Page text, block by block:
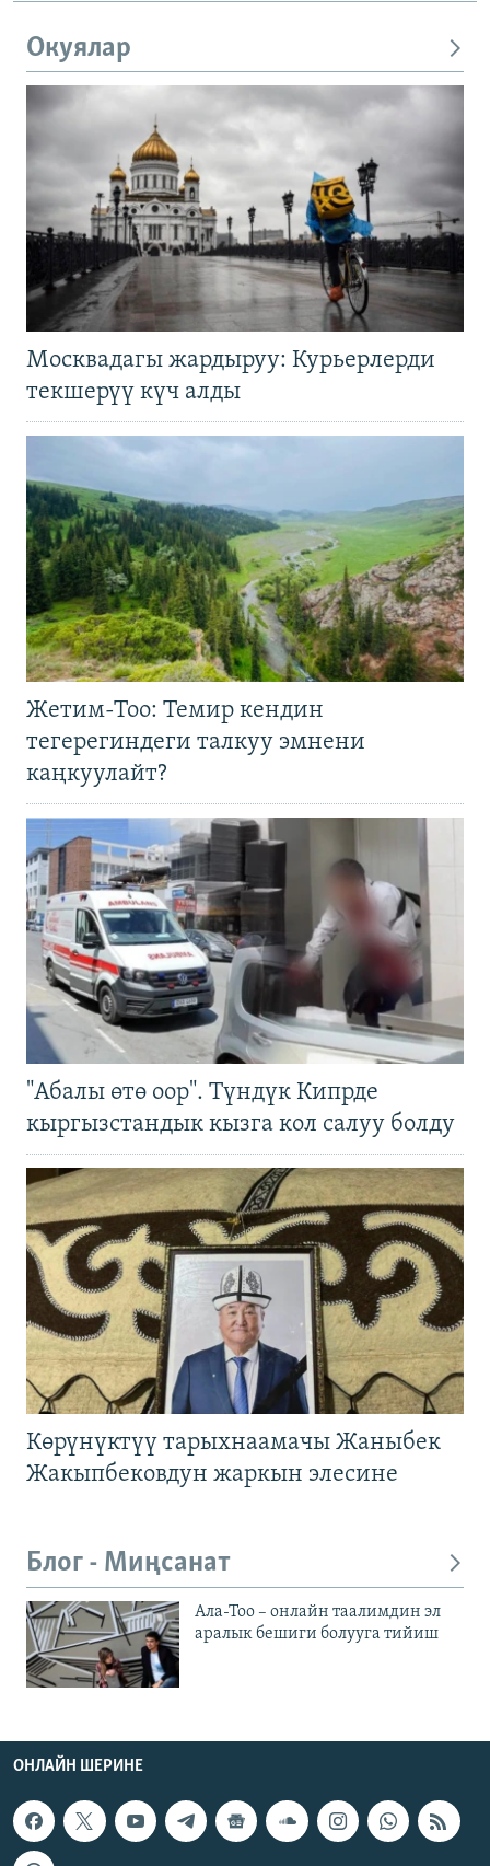
Окуялар
Москвадагы жардыруу: Курьерлерди
текшерүү күч алды
Жетим-Тоо: Темир кендин
тегерегиндеги талкуу эмнени
каңкуулайт?
"Абалы өтө оор". Түндүк Кипрде
кыргызстандык кызга кол салуу болду
Көрүнүктүү тарыхнаамачы Жаныбек
Жакыпбековдун жаркын элесине
Блог - Миңсанат
Ала-Тоо – онлайн таалимдин эл
аралык бешиги болууга тийиш
ОНЛАЙН ШЕРИНЕ